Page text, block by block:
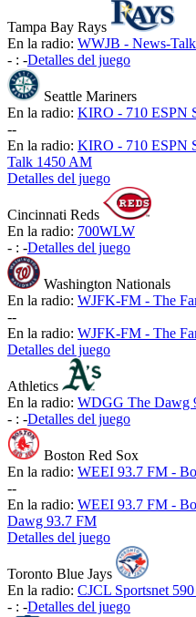
Tampa Bay Rays
En la radio: WWJB - News-
- : -Detalles del juego
Seattle Mariners
En la radio: KIRO - 710 ESPN
--
En la radio: KIRO - 710 ESPN
Talk 1450 AM
Detalles del juego
Cincinnati Reds
En la radio: 700WLW
- : -Detalles del juego
Washington Nationals
En la radio: WJFK-FM - The
--
En la radio: WJFK-FM - The
Detalles del juego
Athletics
En la radio: WDGG The Dawg
- : -Detalles del juego
Boston Red Sox
En la radio: WEEI 93.7 FM -
--
En la radio: WEEI 93.7 FM -
Dawg 93.7 FM
Detalles del juego
Toronto Blue Jays
En la radio: CJCL Sportsnet
- : -Detalles del juego